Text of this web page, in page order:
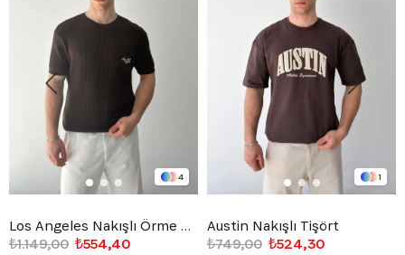
4
Los Angeles Nakışlı Örme Triko Tişört
₺554,40
₺1.149,00
1
Austin Nakışlı Tişört
₺524,30
₺749,00